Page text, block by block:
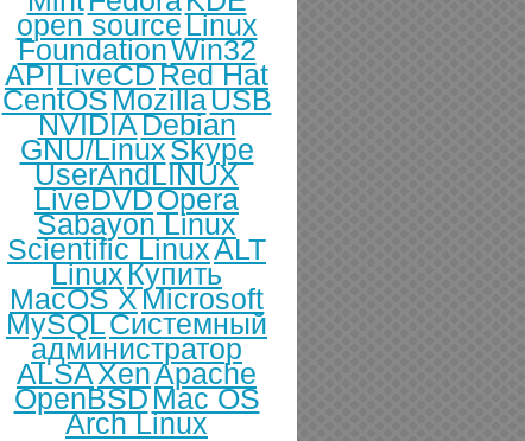
open sourceLinux
FoundationWin32
APILiveCDRed Hat
CentOSMozillaUSB
NVIDIADebian
GNU/LinuxSkype
UserAndLINUX
LiveDVDOpera
Sabayon Linux
Scientific LinuxALT
LinuxКупить
MacOS XMicrosoft
MySQLСистемный
администратор
ALSAXenApache
OpenBSD Mac OS
Arch Linux